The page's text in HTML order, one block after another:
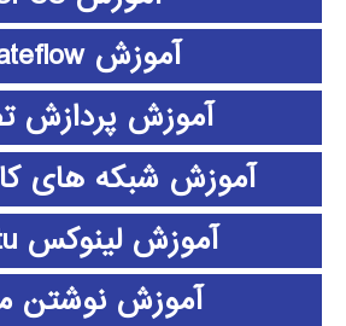
آموزش stateflow
آموزش پردازش
آموزش شبکه های
آموزش لینوکس ubuntu
آموزش نوشتن